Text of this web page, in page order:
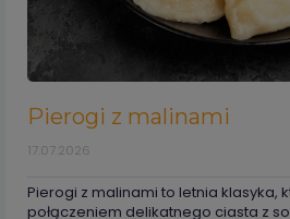
Pierogi z malinami
17.07.2026
Pierogi z malinami to letnia klasyka,
połączeniem delikatnego ciasta z